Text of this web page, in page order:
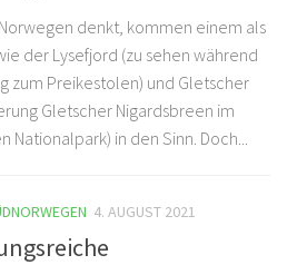
denkt, kommen einem als
der Lysefjord (zu sehen während
zum Preikestolen) und Gletscher
Gletscher Nigardsbreen im
Nationalpark) in den Sinn. Doch...
4. AUGUST 2021